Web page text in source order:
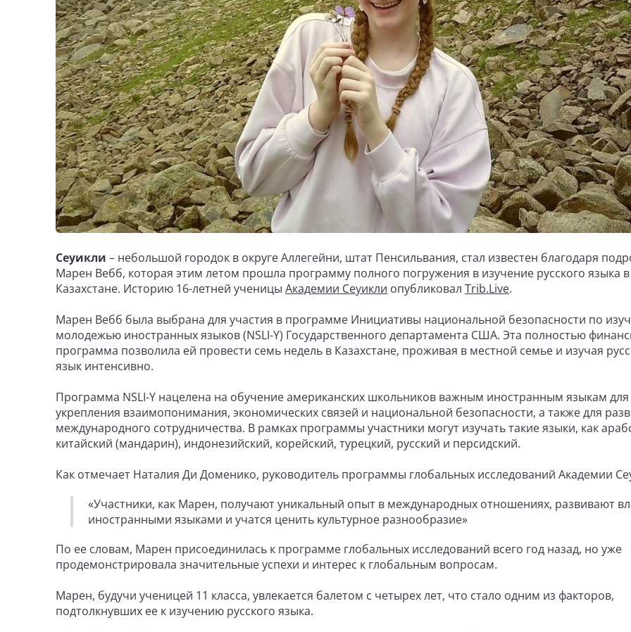
Сеуикли – небольшой городок в округе Аллегейни, штат Пенсильвания, стал известен благодаря
Марен Вебб, которая этим летом прошла программу полного погружения в изучение русского языка в
Казахстане. Историю 16-летней ученицы Академии Сеуикли опубликовал Trib.Live.
Марен Вебб была выбрана для участия в программе Инициативы национальной безопасности по
молодежью иностранных языков (NSLI-Y) Государственного департамента США. Эта полностью
программа позволила ей провести семь недель в Казахстане, проживая в местной семье и изучая
язык интенсивно.
Программа NSLI-Y нацелена на обучение американских школьников важным иностранным языкам для
укрепления взаимопонимания, экономических связей и национальной безопасности, а также для
международного сотрудничества. В рамках программы участники могут изучать такие языки, как
китайский (мандарин), индонезийский, корейский, турецкий, русский и персидский.
Как отмечает Наталия Ди Доменико, руководитель программы глобальных исследований Академии
«Участники, как Марен, получают уникальный опыт в международных отношениях, развивают
иностранными языками и учатся ценить культурное разнообразие»
По ее словам, Марен присоединилась к программе глобальных исследований всего год назад, но уже
продемонстрировала значительные успехи и интерес к глобальным вопросам.
Марен, будучи ученицей 11 класса, увлекается балетом с четырех лет, что стало одним из факторов,
подтолкнувших ее к изучению русского языка.